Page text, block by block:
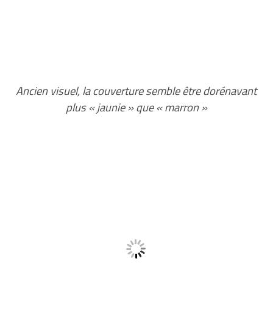
Ancien visuel, la couverture semble être dorénavant
plus « jaunie » que « marron »